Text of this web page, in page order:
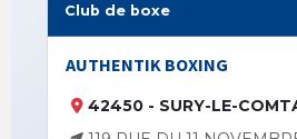
Club de boxe
AUTHENTIK BOXING
42450 - SURY-LE-